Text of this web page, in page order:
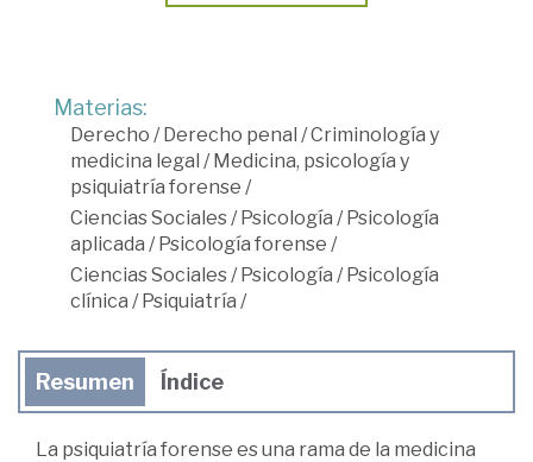
Materias:
Derecho /Derecho penal /Criminología y
medicina legal /Medicina, psicología y
psiquiatría forense /
Ciencias Sociales/Psicología /Psicología
aplicada /Psicología forense /
Ciencias Sociales/Psicología /Psicología
clínica /Psiquiatría /
Resumen Índice
La psiquiatría forense es una rama de la medicina